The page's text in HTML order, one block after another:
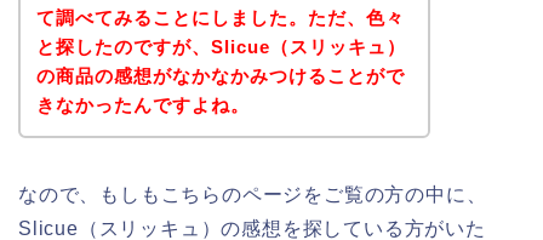
て調べてみることにしました。ただ、色々
と探したのですが、Slicue（スリッキュ）
の商品の感想がなかなかみつけることがで
きなかったんですよね。
なので、もしもこちらのページをご覧の方の中に、
Slicue（スリッキュ）の感想を探している方がいた